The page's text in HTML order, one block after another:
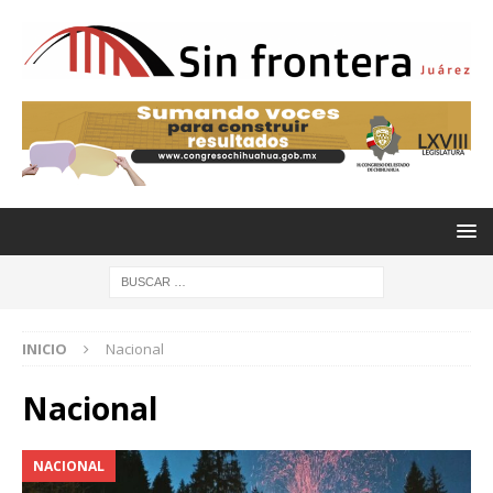
INICIO Nacional
Nacional
NACIONAL